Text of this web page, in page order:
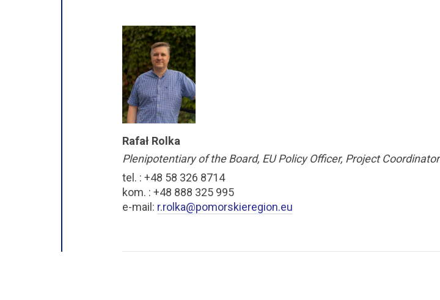
Rafał Rolka
Plenipotentiary of the Board, EU Policy Officer, Project Coordinator
tel. : +48 58 326 8714
kom. : +48 888 325 995
e-mail: r.rolka@pomorskieregion.eu